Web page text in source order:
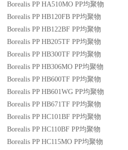
Borealis PP HA510MO PP均聚物
Borealis PP HB120FB PP均聚物
Borealis PP HB122BF PP均聚物
Borealis PP HB205TF PP均聚物
Borealis PP HB300TF PP均聚物
Borealis PP HB306MO PP均聚物
Borealis PP HB600TF PP均聚物
Borealis PP HB601WG PP均聚物
Borealis PP HB671TF PP均聚物
Borealis PP HC101BF PP均聚物
Borealis PP HC110BF PP均聚物
Borealis PP HC115MO PP均聚物